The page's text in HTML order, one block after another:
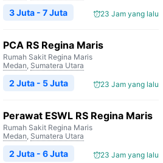
23 Jam yang lalu
3 Juta - 7 Juta
PCA RS Regina Maris
Rumah Sakit Regina Maris
Medan, Sumatera Utara
23 Jam yang lalu
2 Juta - 5 Juta
Perawat ESWL RS Regina Maris
Rumah Sakit Regina Maris
Medan, Sumatera Utara
23 Jam yang lalu
2 Juta - 6 Juta